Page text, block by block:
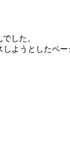
した。
ようとしたペー